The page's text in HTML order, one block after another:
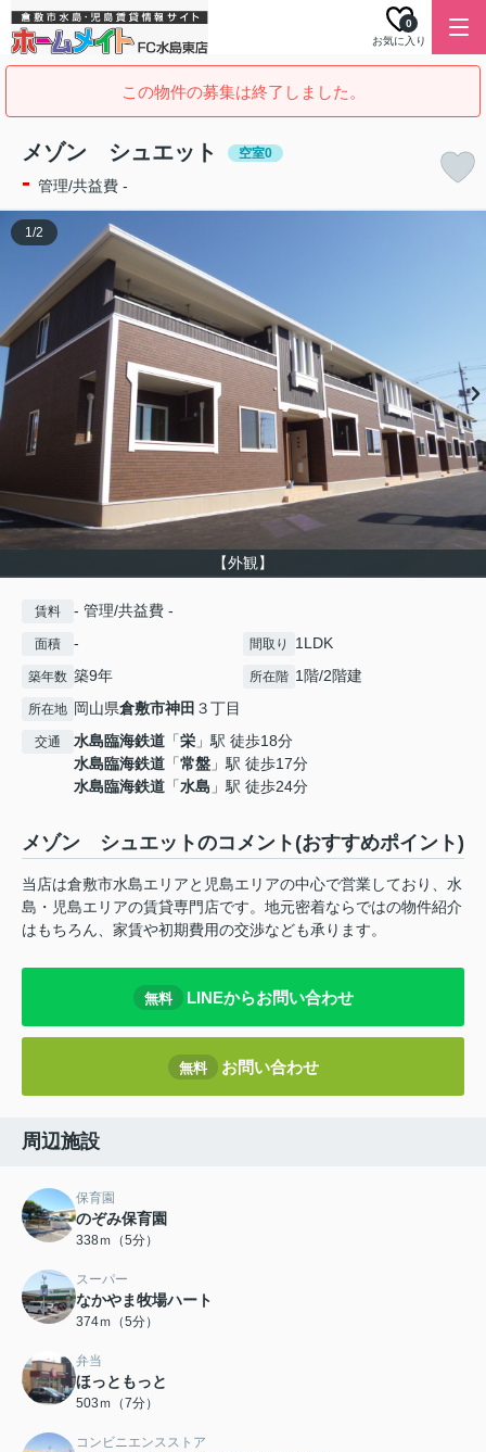
お気に入り
0
この物件の募集は終了しました。
メゾン シュエット 空室0
- 管理/共益費 -
【外観】
1/2
賃料 - 管理/共益費 -
面積 - 間取り 1LDK
築年数 築9年 所在階 1階/2階建
所在地 岡山県倉敷市神田 ３丁目
交通 水島臨海鉄道 「栄 」駅 徒歩18分
水島臨海鉄道 「常盤 」駅 徒歩17分
水島臨海鉄道 「水島 」駅 徒歩24分
メゾン シュエットのコメント(おすすめポイント)
当店は倉敷市水島エリアと児島エリアの中心で営業しており、水
島・児島エリアの賃貸専門店です。地元密着ならではの物件紹介
はもちろん、家賃や初期費用の交渉なども承ります。
無料 LINEからお問い合わせ
無料 お問い合わせ
周辺施設
保育園
のぞみ保育園
338ｍ（5分）
スーパー
なかやま牧場ハート
374ｍ（5分）
弁当
ほっともっと
503ｍ（7分）
コンビニエンスストア